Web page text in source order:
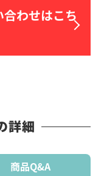
わせはこち
詳細
商品Q&A